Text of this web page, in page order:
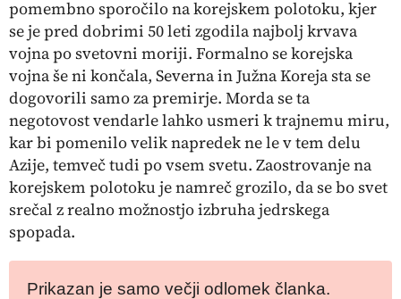
pomembno sporočilo na korejskem polotoku, kjer
se je pred dobrimi 50 leti zgodila najbolj krvava
vojna po svetovni moriji. Formalno se korejska
vojna še ni končala, Severna in Južna Koreja sta se
dogovorili samo za premirje. Morda se ta
negotovost vendarle lahko usmeri k trajnemu miru,
kar bi pomenilo velik napredek ne le v tem delu
Azije, temveč tudi po vsem svetu. Zaostrovanje na
korejskem polotoku je namreč grozilo, da se bo svet
srečal z realno možnostjo izbruha jedrskega
spopada.
Prikazan je samo večji odlomek članka.